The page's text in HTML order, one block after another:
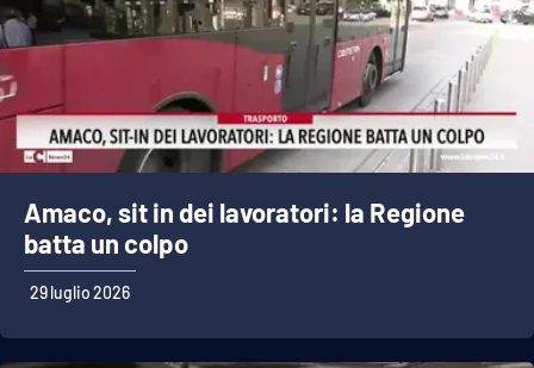
Amaco, sit in dei lavoratori: la Regione
batta un colpo
29 luglio 2026